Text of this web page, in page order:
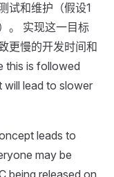
试和维护（假设1
。 实现这一目标
更慢的开发时间和
this is followed
lead to slower
leads to
may be
being released on